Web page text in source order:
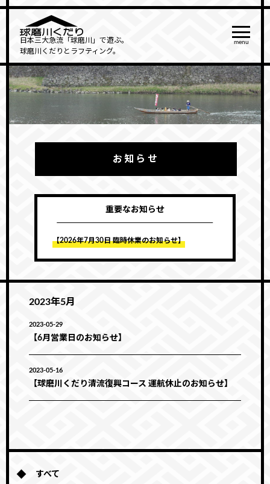
日本三大急流「球磨川」で遊ぶ。
球磨川くだりとラフティング。
menu
お知らせ
重要なお知らせ
【2026年7月30日 臨時休業のお知らせ】
2023年5月
2023-05-29
【6月営業日のお知らせ】
2023-05-16
【球磨川くだり清流復興コース 運航休止のお知らせ】
すべて